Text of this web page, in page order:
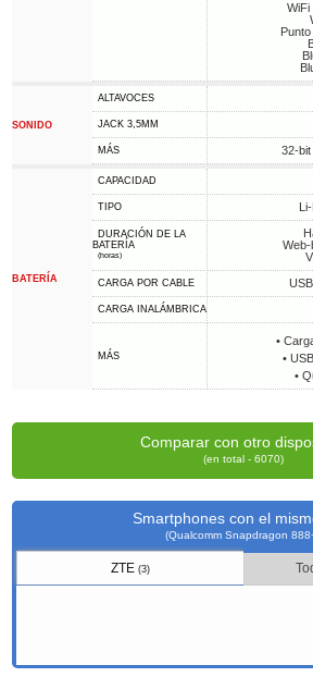
WiFi
SONIDO
ALTAVOCES
JACK 3,5MM
MÁS 32-
BATERÍA
CAPACIDAD
TIPO
DURACIÓN DE LA
BATERÍA
(horas)
CARGA POR CABLE
CARGA INALÁMBRICA
MÁS
•
•
•
Comparar con otro
(en total - 6070)
Smartphones con el
(Qualcomm Snapdragon
ZTE(3)